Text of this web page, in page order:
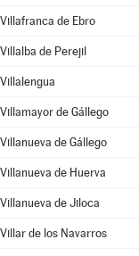
Villafranca de Ebro
Villalba de Perejil
Villalengua
Villamayor de Gállego
Villanueva de Gállego
Villanueva de Huerva
Villanueva de Jiloca
Villar de los Navarros